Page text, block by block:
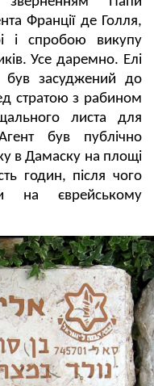
Франції де Голля,
і спробою викупу
Усе даремно. Елі
був засуджений до
стратою з рабином
листа для
був публічно
в Дамаску на площі
годин, після чого
на єврейському